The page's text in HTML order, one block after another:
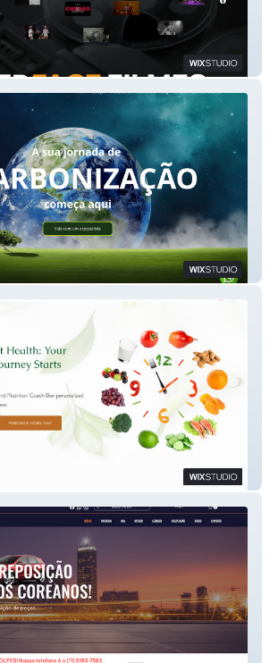
a Sustentabilidade